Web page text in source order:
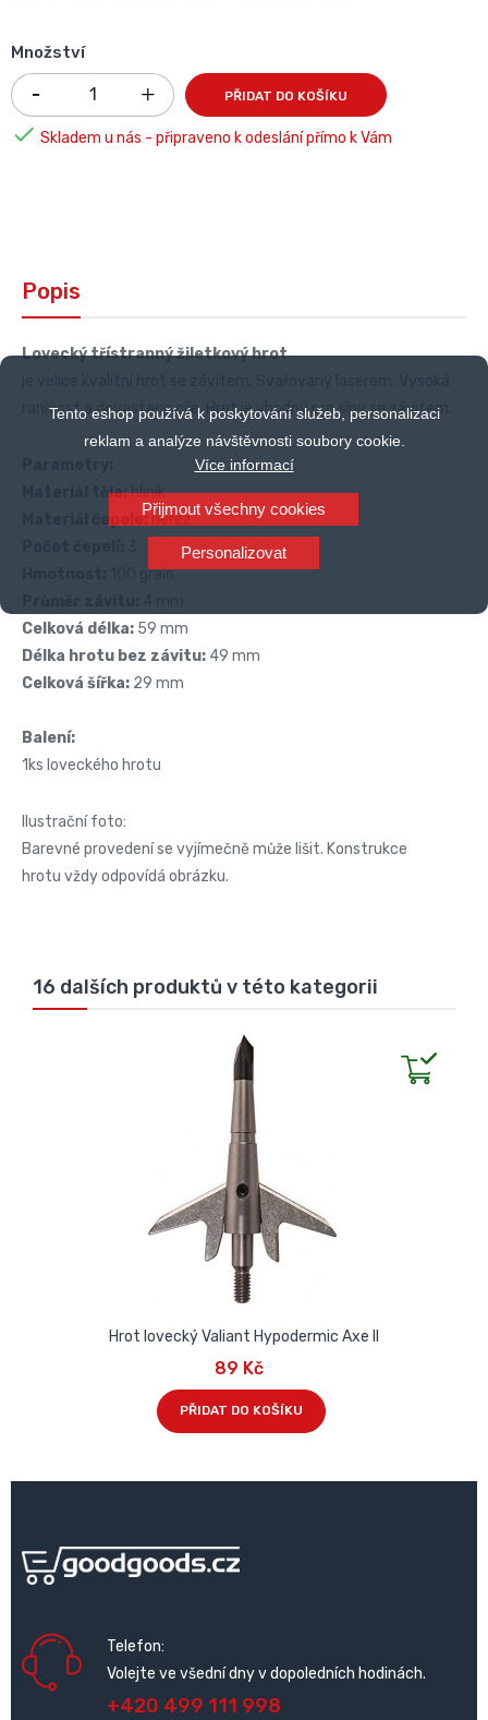
Tento eshop používá k poskytování služeb, personalizaci
reklam a analýze návštěvnosti soubory cookie.
Více informací
Přijmout všechny cookies
Personalizovat
Množství
PŘIDAT DO KOŠÍKU
 Skladem u nás - připraveno k odeslání přímo k Vám
Popis
Lovecký třístranný žiletkový hrot
ranivost a devastace cíle. Hrot je vhodný pro šípy se závitem.
Materiál těla:hliník
Materiál čepele: nerez
100 grain
Celková délka: 59 mm
Délka hrotu bez závitu: 49 mm
Celková šířka: 29 mm
Balení:
1ks loveckého hrotu
Ilustrační foto:
Barevné provedení se vyjímečně může lišit. Konstrukce
hrotu vždy odpovídá obrázku.
16 dalších produktů v této kategorii
Hrot lovecký Valiant Hypodermic Axe II
89 Kč
PŘIDAT DO KOŠÍKU
Telefon:
Volejte ve všední dny v dopoledních hodinách.
+420 499 111 998